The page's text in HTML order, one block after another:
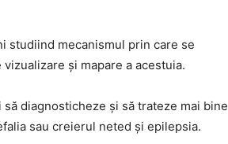
studiind mecanismul prin care se
și mapare a acestuia.
diagnosticheze și să trateze mai bine
sau creierul neted și epilepsia.